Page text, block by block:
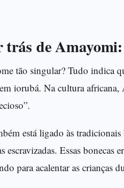
de
tão singular? Tudo indica
iorubá. Na cultura africana,
está ligado às tradicionais
escravizadas. Essas bonecas
para acalentar as crianças